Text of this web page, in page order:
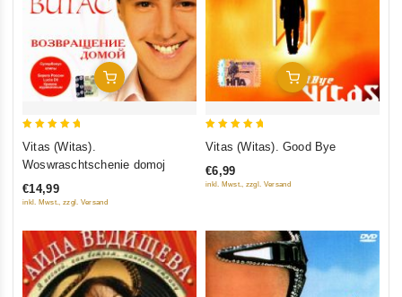
In Den Warenkorb
out of 5
Vitas (Witas).
Woswraschtschenie domoj
€14,99
inkl. Mwst., zzgl. Versand
In Den Warenkorb
out of 5
Vitas (Witas). Good Bye
€6,99
inkl. Mwst., zzgl. Versand